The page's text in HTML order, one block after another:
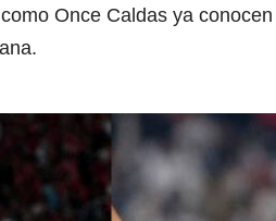
Once Caldas ya